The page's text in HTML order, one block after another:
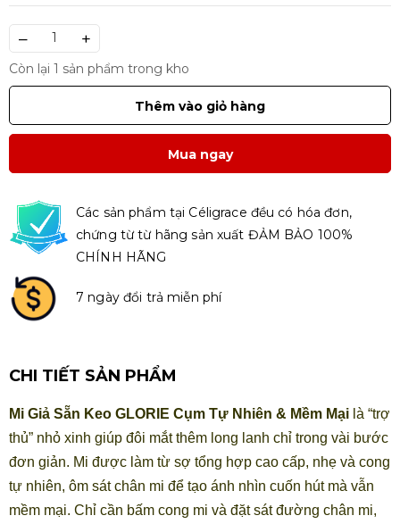
– +
Còn lại 1 sản phẩm trong kho
Thêm vào giỏ hàng
Mua ngay
Các sản phẩm tại Céligrace đều có hóa đơn,
chứng từ từ hãng sản xuất ĐẢM BẢO 100%
CHÍNH HÃNG
7 ngày đổi trả miễn phí
CHI TIẾT SẢN PHẨM
Mi Giả Sẵn Keo GLORIE Cụm Tự Nhiên & Mềm Mại là “trợ
thủ” nhỏ xinh giúp đôi mắt thêm long lanh chỉ trong vài bước
đơn giản. Mi được làm từ sợ tổng hợp cao cấp, nhẹ và cong
tự nhiên, ôm sát chân mi để tạo ánh nhìn cuốn hút mà vẫn
mềm mại. Chỉ cần bấm cong mi và đặt sát đường chân mi,